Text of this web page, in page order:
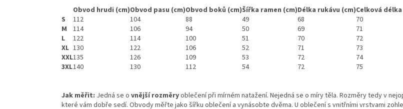
Obvod hrudi (cm)Obvod pasu (cm)Obvod boků (cm)Šířka ramen (cm)Délka rukávu (cm)Celková
S
112 104 88 49 68
70
M
114 106 94 50 69
71
L
122 114 100 51 70
72
XL 130 122 106 52 71
73
XXL135 126 109 53 72
74
3XL140 130 112 54 72 75
Jak měřit: Jedná se o vnější rozměryoblečení při mírném natažení. Nejedná se o míry těla. Rozměry tedy v
které vám dobře sedí. Obvody měřte jako šířku oblečení a vynásobte dvěma. U oblečení s vnitřními vrstvami